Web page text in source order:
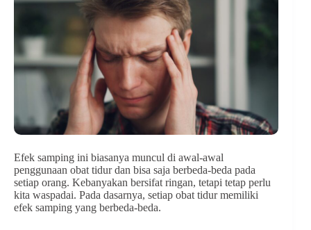
Efek samping ini biasanya muncul di awal-awal
penggunaan obat tidur dan bisa saja berbeda-beda pada
setiap orang. Kebanyakan bersifat ringan, tetapi tetap perlu
kita waspadai. Pada dasarnya, setiap obat tidur memiliki
efek samping yang berbeda-beda.